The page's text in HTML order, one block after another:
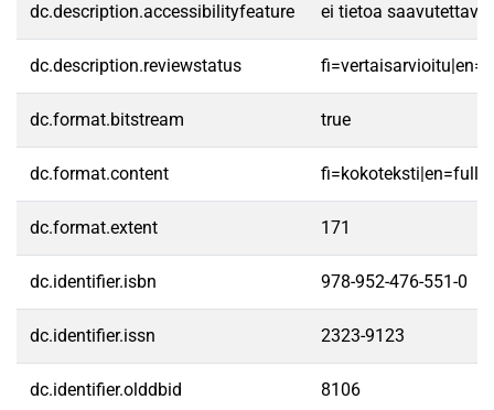
dc.description.accessibilityfeature ei tietoa
dc.description.reviewstatus
dc.format.bitstream true
dc.format.content
dc.format.extent 171
dc.identifier.isbn 978-952-476-551-0
dc.identifier.issn 2323-9123
dc.identifier.olddbid 8106